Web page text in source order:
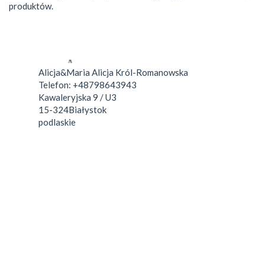
produktów.
Alicja&Maria Alicja Król-Romanowska
Telefon: +48798643943
Kawaleryjska 9 / U3
15-324Białystok
podlaskie